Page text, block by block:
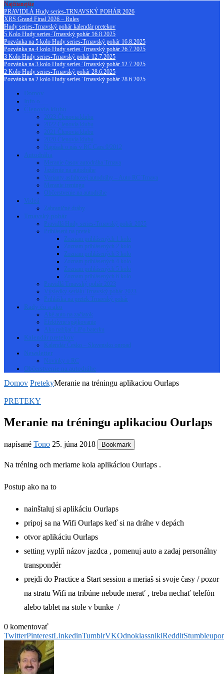
Najčítanejšie
PRAVIDLÁ Hudy series-TRNAVSKÝ POHÁR 2026
XRS Grand Final 2026 – Rules
Hudy series-Trnavský pohár kalendár pretekov
5 Kolo Hudy series-Trnavský pohár 16.8.2025
Pozvánka na 5 kolo Hudy series-Trnavský pohár 16.8.2025
Pozvánka na 4 kolo Hudy series-Trnavský pohár 26.7.2025
3 Kolo Hudy series-Trnavský pohár 12.7.2025
Pozvánka na 3 kolo Hudy series-Trnavský pohár 12.7.2025
2 Kolo Hudy series-Trnavský pohár 28.6.2025
Pozvánka na 2 kolo Hudy series-Trnavský pohár 28.6.2025
Domov
Info o …
Členovia klubu
2023 Členovia klubu
2022 Členovia klubu
2021 Členovia klubu
2020 Členovia klubu
Napísali o nás v RC Cars 9/2012
Autodráha
Meranie časov autodráha Trnava
Jazdenie na autodráhe
Varianty asfaltovej autodráhy – Auto RC Trnava
Meranie treningu
Občerstvenie na autodráhe
Videá
Zahraničné dráhy
Trnavský pohár
Pravidlá Hudy series-Trnavský pohár 2025
Prihlásení na pretek
Zoznam prihlásených 1 kolo
Zoznam prihlásených 2 kolo
Zoznam prihlásených 3 kolo
Zoznam prihlásených 4 kolo
Zoznam prihlásených 5 kolo
Zoznam prihlásených 6 kolo
Pravidlá Trnavský pohár 2023
Výsledky seriálu Trnavský pohár 2023
Prihláška na pretek Trnavský pohár
Rady čo a ako
Aké auto na začiatok
Efektívne spájkovanie
Ako nabíjať LiPo baterku
Kalendár pretekov
Kalendár Česko – Slovensko onroad
Newsletter
Novinky o RC
Občerstvenie na autodráhe
Domov PretekyMeranie na tréningu aplikaciou Ourlaps
PRETEKY
Meranie na tréningu aplikaciou Ourlaps
napísané Tono 25. júna 2018 Bookmark
Na tréning och meriame kola aplikáciou Ourlaps .
Postup ako na to
nainštaluj si aplikáciu Ourlaps
pripoj sa na Wifi Ourlaps keď si na dráhe v depách
otvor aplikáciu Ourlaps
setting vyplň názov jazdca , pomenuj auto a zadaj personálny
transpondér
prejdi do Practice a Start session a meriaš si svoje časy / pozor
na stratu Wifi na tribúne nebude merať , treba nechať telefón
alebo tablet na stole v bunke /
0 komentovať
TwitterPinterestLinkedinTumblrVKOdnoklassnikiReddit